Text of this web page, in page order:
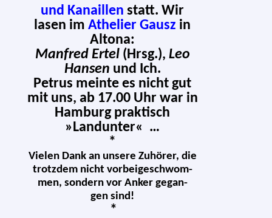
und Kanaillen statt. Wir
lasen imAthelier Gausz in
Altona:
Manfred Ertel(Hrsg.), Leo
Hansen und Ich.
Petrus mein­te es nicht gut
mit uns, ab 17.00 Uhr war in
Hamburg prak­tisch
»Landunter« …
*
Vielen Dank an unse­re Zuhörer, die
trotz­dem nicht vor­bei­ge­schwom­
men, son­dern vor Anker gegan­
gen sind!
*